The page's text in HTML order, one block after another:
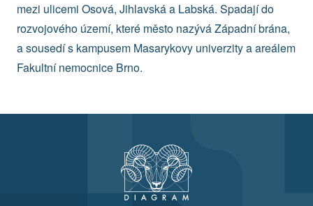
mezi ulicemi Osová, Jihlavská a Labská. Spadají do
rozvojového území, které město nazývá Západní brána,
a sousedí s kampusem Masarykovy univerzity a areálem
Fakultní nemocnice Brno.